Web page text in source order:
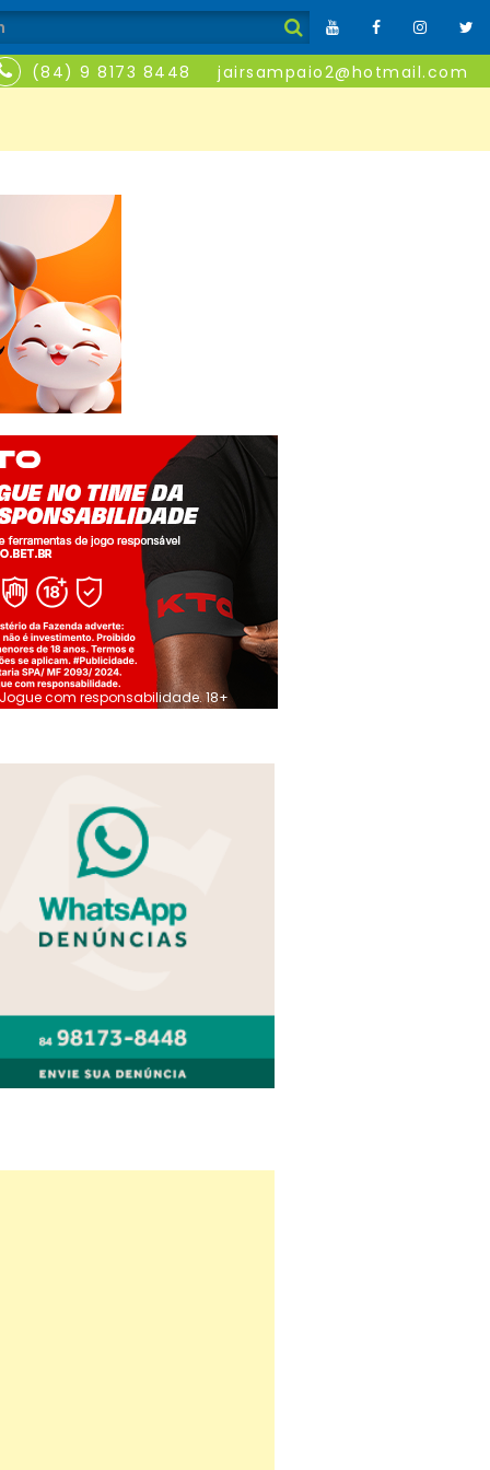
(84) 9 8173 8448 jairsampaio2@hotmail.com
Jogue com responsabilidade. 18+